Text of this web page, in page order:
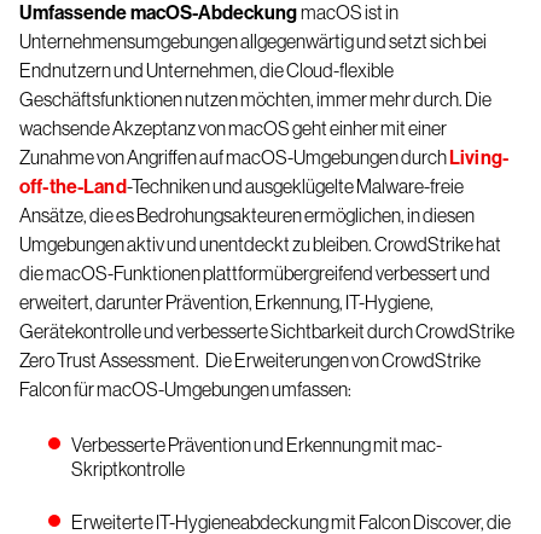
Umfassende macOS-AbdeckungmacOS ist in
Unternehmensumgebungen allgegenwärtig und setzt sich bei
Endnutzern und Unternehmen, die Cloud-flexible
Geschäftsfunktionen nutzen möchten, immer mehr durch. Die
wachsende Akzeptanz von macOS geht einher mit einer
Zunahme von Angriffen auf macOS-Umgebungen durchLiving-
off-the-Land-Techniken und ausgeklügelte Malware-freie
Ansätze, die es Bedrohungsakteuren ermöglichen, in diesen
Umgebungen aktiv und unentdeckt zu bleiben. CrowdStrike hat
die macOS-Funktionen plattformübergreifend verbessert und
erweitert, darunter Prävention, Erkennung, IT-Hygiene,
Gerätekontrolle und verbesserte Sichtbarkeit durch CrowdStrike
Zero Trust Assessment. Die Erweiterungen von CrowdStrike
Falcon für macOS-Umgebungen umfassen:
Verbesserte Prävention und Erkennung mit mac-
Skriptkontrolle
Erweiterte IT-Hygieneabdeckung mit Falcon Discover, die